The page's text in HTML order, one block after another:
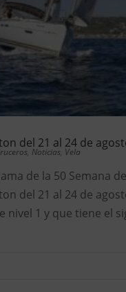
del 21 al 24 de
Noticias Vela
de la 50 Semana
del 21 al 24 de
nivel 1 y que tiene el